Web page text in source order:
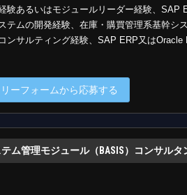
験あるいはモジュールリーダー経験、
テムの開発経験、在庫・購買管理系基幹シ
ンサルティング経験、SAP ERP又は
ーフォームから応募する
テム管理モジュール（BASIS）コンサルタ